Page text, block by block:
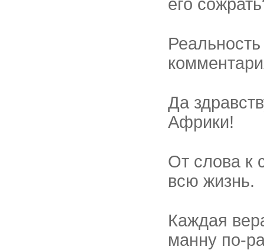
его
Да
Африки!
От слова к
всю жизнь.
Каждая
манну по-